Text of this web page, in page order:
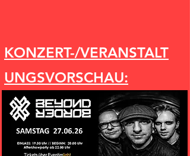
KONZERT-/VERANSTALT
UNGSVORSCHAU: